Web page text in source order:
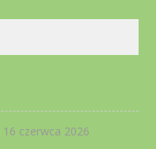
16 czerwca 2026